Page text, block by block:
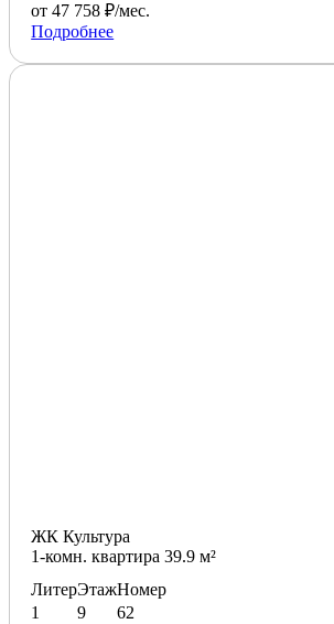
от 47 758 ₽/мес.
Подробнее
ЖК Культура
1-комн. квартира 39.9 м²
Литер
1
Этаж
9
Номер
62